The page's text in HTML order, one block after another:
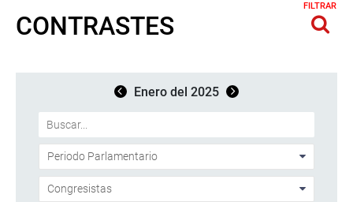
CONTRASTES
FILTRAR
Enero del 2025